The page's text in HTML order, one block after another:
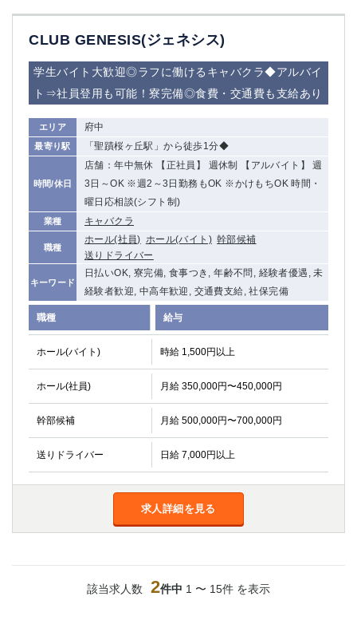
CLUB GENESIS(ジェネシス)
学生バイト大歓迎◎ラフに働けるキャバクラ◆アルバイ
ト⇒社員登用も可能！寮完備◎食費・交通費も支給あり
エリア 府中
最寄り駅 「聖蹟桜ヶ丘駅」から徒歩1分◆
時間/休日
店舗：年中無休 【正社員】 週休制 【アルバイト】 週
3日～OK ※週2～3日勤務もOK ※かけもちOK 時間・
曜日応相談(シフト制)
業種 キャバクラ
職種
ホール(社員) ホール(バイト) 幹部候補
送りドライバー
キーワード
日払いOK, 寮完備, 食事つき, 年齢不問, 経験者優遇, 未
経験者歓迎, 中高年歓迎, 交通費支給, 社保完備
職種 給与
ホール(バイト) 時給 1,500円以上
ホール(社員) 月給 350,000円〜450,000円
幹部候補 月給 500,000円〜700,000円
送りドライバー 日給 7,000円以上
求人詳細を見る
該当求人数 2件中 1 〜 15件 を表示
新小岩
幡ヶ谷
祖師ヶ谷大蔵
小岩
湯島
久米川
市川
西麻布
五井
神奈川県
川崎
本厚木
新横浜
藤沢
武蔵小杉
橋本
横浜・桜木町
関内・馬車道・日ノ出町
武蔵新城
元住吉
茅ヶ崎
戸塚
たまプラーザ
大船
相模原
厚木
横須賀
埼玉県